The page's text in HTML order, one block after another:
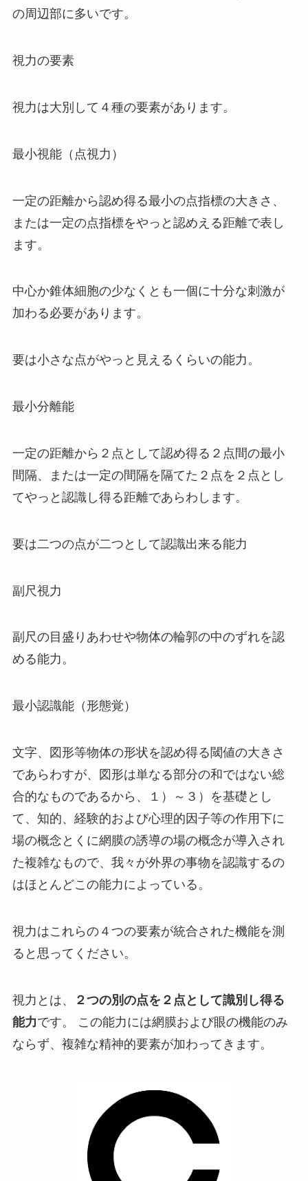
の周辺部に多いです。
視力の要素
視力は大別して４種の要素があります。
最小視能（点視力）
一定の距離から認め得る最小の点指標の大きさ、
または一定の点指標をやっと認めえる距離で表し
ます。
中心か錐体細胞の少なくとも一個に十分な刺激が
加わる必要があります。
要は小さな点がやっと見えるくらいの能力。
最小分離能
一定の距離から２点として認め得る２点間の最小
間隔、または一定の間隔を隔てた２点を２点とし
てやっと認識し得る距離であらわします。
要は二つの点が二つとして認識出来る能力
副尺視力
副尺の目盛りあわせや物体の輪郭の中のずれを認
める能力。
最小認識能（形態覚）
文字、図形等物体の形状を認め得る閾値の大きさ
であらわすが、図形は単なる部分の和ではない総
合的なものであるから、１）～３）を基礎とし
て、知的、経験的および心理的因子等の作用下に
場の概念とくに網膜の誘導の場の概念が導入され
た複雑なもので、我々が外界の事物を認識するの
はほとんどこの能力によっている。
視力はこれらの４つの要素が統合された機能を測
ると思ってください。
視力とは、
２つの別の点を２点として識別し得る
能力です。 この能力には網膜および眼の機能のみ
ならず、複雑な精神的要素が加わってきます。